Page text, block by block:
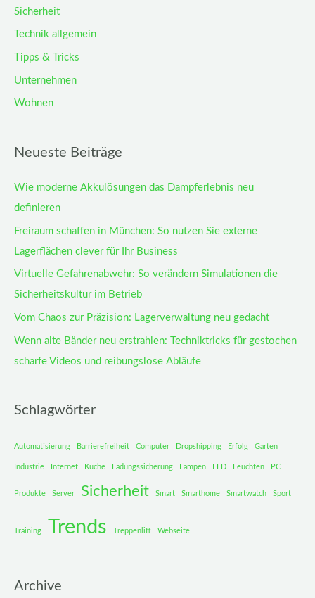
Sicherheit
Technik allgemein
Tipps & Tricks
Unternehmen
Wohnen
Neueste Beiträge
Wie moderne Akkulösungen das Dampferlebnis neu
definieren
Freiraum schaffen in München: So nutzen Sie externe
Lagerflächen clever für Ihr Business
Virtuelle Gefahrenabwehr: So verändern Simulationen die
Sicherheitskultur im Betrieb
Vom Chaos zur Präzision: Lagerverwaltung neu gedacht
Wenn alte Bänder neu erstrahlen: Techniktricks für gestochen
scharfe Videos und reibungslose Abläufe
Schlagwörter
Automatisierung Barrierefreiheit Computer Dropshipping Erfolg Garten
Industrie Internet Küche Ladungssicherung Lampen LED Leuchten PC
Produkte Server Sicherheit Smart Smarthome Smartwatch Sport
Training Trends Treppenlift Webseite
Archive